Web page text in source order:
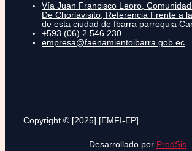
Vía Juan Francisco Leoro,
De Chorlavisito, Referencia Frente a
de esta ciudad de Ibarra parroquia
+593 (06) 2 546 230
empresa@faenamientoibarra.gob.ec
Copyright © [2025] [EMFI-EP]
Desarrollado por ProdSis